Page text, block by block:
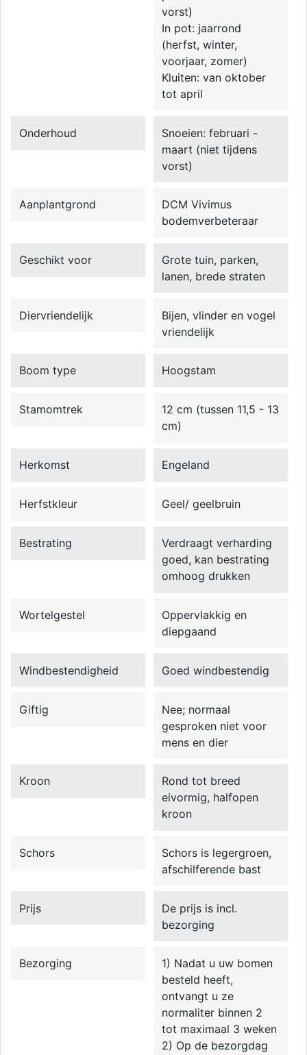
vorst)
In pot: jaarrond
(herfst, winter,
voorjaar, zomer)
Kluiten: van oktober
tot april
Onderhoud
Snoeien: februari -
maart (niet tijdens
vorst)
Aanplantgrond
DCM Vivimus
bodemverbeteraar
Geschikt voor
Grote tuin, parken,
lanen, brede straten
Diervriendelijk
Bijen, vlinder en vogel
vriendelijk
Boom type Hoogstam
Stamomtrek
12 cm (tussen 11,5 - 13
cm)
Herkomst Engeland
Herfstkleur Geel/ geelbruin
Bestrating
Verdraagt verharding
goed, kan bestrating
omhoog drukken
Wortelgestel
Oppervlakkig en
diepgaand
Windbestendigheid Goed windbestendig
Giftig
Nee; normaal
gesproken niet voor
mens en dier
Kroon
Rond tot breed
eivormig, halfopen
kroon
Schors
Schors is legergroen,
afschilferende bast
Prijs
De prijs is incl.
bezorging
Bezorging
1) Nadat u uw bomen
besteld heeft,
ontvangt u ze
normaliter binnen 2
tot maximaal 3 weken
2) Op de bezorgdag